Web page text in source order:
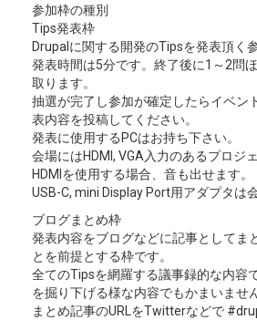
参加枠の種別
Tips発表枠
Drupalに関する開発のTipsを発表頂く
発表時間は5分です。終了後に1～2問
取ります。
抽選が完了し参加が確定したらイベン
表内容を投稿してください。
発表に使用するPCはお持ち下さい。
会場にはHDMI, VGA入力のあるプロジ
HDMIを使用する場合、音も出せます。
USB-C, mini Display Port用アダプタは
ブログまとめ枠
発表内容をブログなどに記事としてま
とを前提とする枠です。
全てのTipsを網羅する議事録的な内容
を掘り下げる様な内容でもかまいませ
まとめ記事のURLをTwitterなどで